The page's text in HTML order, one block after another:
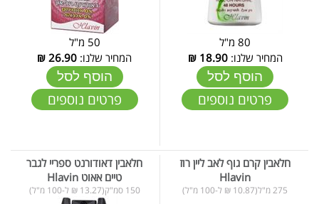
80 מ"ל
המחיר שלנו:18.90
₪
הוסף לסל
פרטים נוספים
50 מ"ל
המחיר שלנו: 26.90
₪
הוסף לסל
פרטים נוספים
חלאבין קרם גוף לאב ליין רוז
Hlavin
275 מ"ל(10.87 ₪ ל-100 מ"ל)
חלאבין דאודורנט ספריי לגבר
טיים אאוט Hlavin
150 סמ"ק(13.27 ₪ ל-100 מ"ל)